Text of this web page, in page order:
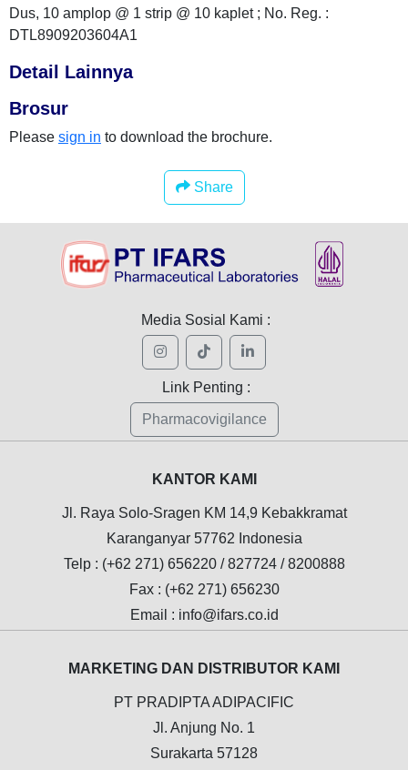
Dus, 10 amplop @ 1 strip @ 10 kaplet ; No. Reg. :
DTL8909203604A1
Detail Lainnya
Brosur
Please sign in to download the brochure.
Share
Media Sosial Kami :
Link Penting :
Pharmacovigilance
KANTOR KAMI
Jl. Raya Solo-Sragen KM 14,9 Kebakkramat
Karanganyar 57762 Indonesia
Telp : (+62 271) 656220 / 827724 / 8200888
Fax : (+62 271) 656230
Email : info@ifars.co.id
MARKETING DAN DISTRIBUTOR KAMI
PT PRADIPTA ADIPACIFIC
Jl. Anjung No. 1
Surakarta 57128